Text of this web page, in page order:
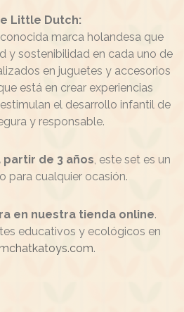
Little Dutch:
marca holandesa que
y sostenibilidad en cada uno de
en juguetes y accesorios
está en crear experiencias
el desarrollo infantil de
y responsable.
partir de 3 años, este set es un
para cualquier ocasión.
en nuestra tienda online.
educativos y ecológicos en
.